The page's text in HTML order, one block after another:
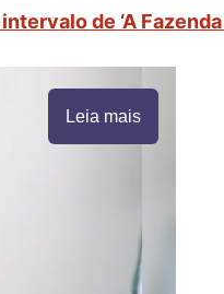
de ‘A Fazenda
Leia mais